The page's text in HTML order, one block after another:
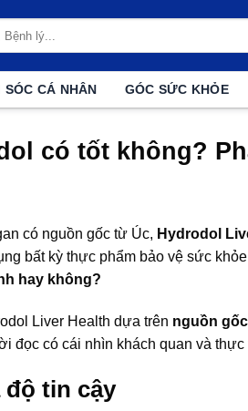
SÓC CÁ NHÂN GÓC SỨC KHỎE
có tốt không?
có nguồn gốc từ Úc, Hydrodol
bất kỳ thực phẩm bảo vệ sức
hay không?
Liver Health dựa trên nguồn
đọc có cái nhìn khách quan và thực
độ tin cậy